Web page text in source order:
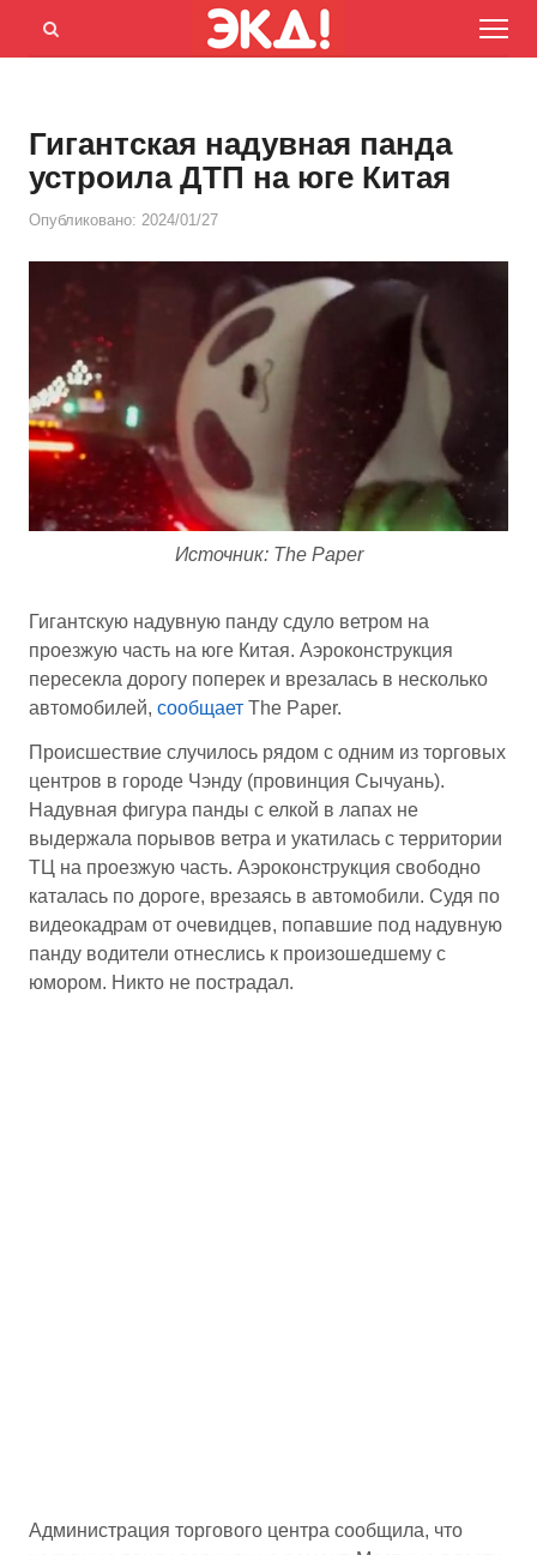
Menu
Открыть
Гигантская надувная панда
устроила ДТП на юге Китая
Опубликовано: 2024/01/27
Источник: The Paper
Гигантскую надувную панду сдуло ветром на
проезжую часть на юге Китая. Аэроконструкция
пересекла дорогу поперек и врезалась в несколько
автомобилей, сообщает The Paper.
Происшествие случилось рядом с одним из торговых
центров в городе Чэнду (провинция Сычуань).
Надувная фигура панды с елкой в лапах не
выдержала порывов ветра и укатилась с территории
ТЦ на проезжую часть. Аэроконструкция свободно
каталась по дороге, врезаясь в автомобили. Судя по
видеокадрам от очевидцев, попавшие под надувную
панду водители отнеслись к произошедшему с
юмором. Никто не пострадал.
Администрация торгового центра сообщила, что